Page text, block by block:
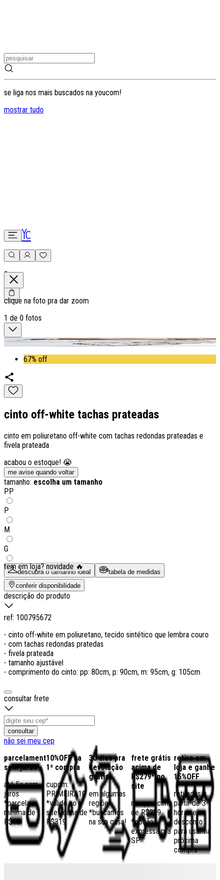
se liga nos mais buscados na youcom!
mostrar tudo
0
clique na foto pra dar zoom
1 de 0 fotos
67% off
cinto off-white tachas prateadas
cinto em poliuretano off-white com tachas redondas prateadas e
fivela prateada
acabou o estoque! 😭
me avise quando voltar
tamanho: escolha um tamanho
PP
P
M
G
descubra o tamanho ideal tabela de medidas
tem em loja? novidade 🔥
conferir disponibilidade
descrição do produto
ref: 100795672
- cinto off-white em poliuretano, tecido sintético que lembra couro
- com tachas redondas pratedas
- fivela prateada
- tamanho ajustável
- comprimento do cinto: pp: 80cm, p: 90cm, m: 95cm, g: 105cm
consultar frete
consultar
não sei meu cep
parcelamento
sem juros
até 5x sem
juros
*parcela
mínima de
R$40
10%OFF na
1ª compra
cupom:
PRIMEIRA10
*válido no
site acima de
R$319
30 dias pra
devolução
grátis
em algumas
regiões,
*buscamos
na sua casa!
frete grátis
acima de
R$279* no
site
no app acima
de R$259
*opção
expressa pra
SP
retire em
loja e ganhe
15%OFF
retiradas a
partir de 3
horas e
desconto
para usar na
próxima
compra